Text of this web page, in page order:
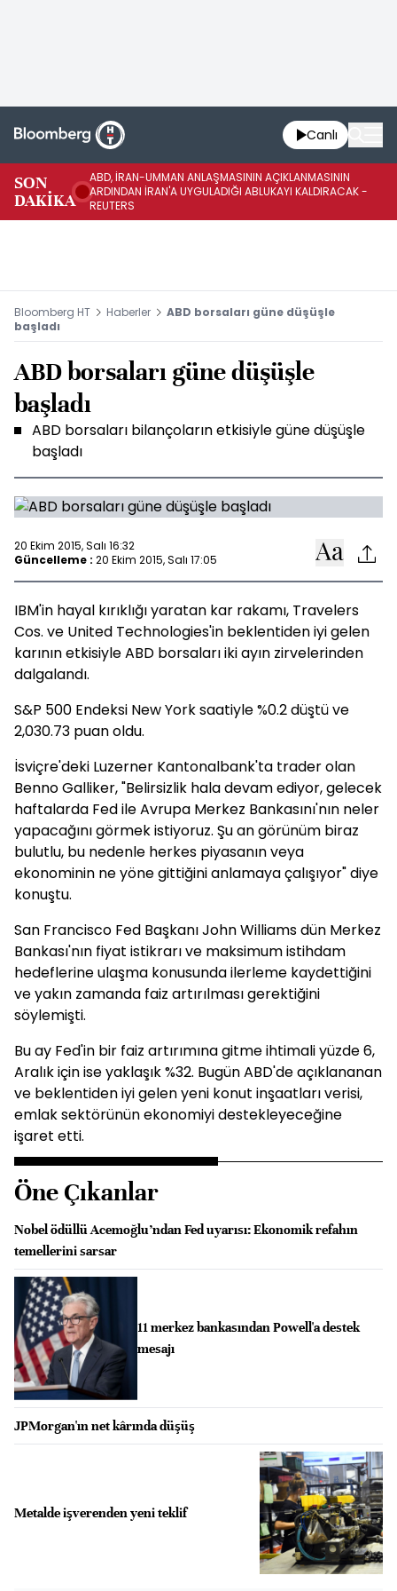
Canlı
SON
DAKİKA
ABD, İRAN-UMMAN ANLAŞMASININ AÇIKLANMASININ
ARDINDAN İRAN'A UYGULADIĞI ABLUKAYI KALDIRACAK -
REUTERS
Bloomberg HT Haberler
ABD borsaları güne düşüşle
başladı
ABD borsaları güne düşüşle
başladı
ABD borsaları bilançoların etkisiyle güne düşüşle
başladı
20 Ekim 2015, Salı 16:32
Güncelleme : 20 Ekim 2015, Salı 17:05
IBM'in hayal kırıklığı yaratan kar rakamı, Travelers
Cos. ve United Technologies'in beklentiden iyi gelen
karının etkisiyle ABD borsaları iki ayın zirvelerinden
dalgalandı.
S&P 500 Endeksi New York saatiyle %0.2 düştü ve
2,030.73 puan oldu.
İsviçre'deki Luzerner Kantonalbank'ta trader olan
Benno Galliker, "Belirsizlik hala devam ediyor, gelecek
haftalarda Fed ile Avrupa Merkez Bankasını'nın neler
yapacağını görmek istiyoruz. Şu an görünüm biraz
bulutlu, bu nedenle herkes piyasanın veya
ekonominin ne yöne gittiğini anlamaya çalışıyor" diye
konuştu.
San Francisco Fed Başkanı John Williams dün Merkez
Bankası'nın fiyat istikrarı ve maksimum istihdam
hedeflerine ulaşma konusunda ilerleme kaydettiğini
ve yakın zamanda faiz artırılması gerektiğini
söylemişti.
Bu ay Fed'in bir faiz artırımına gitme ihtimali yüzde 6,
Aralık için ise yaklaşık %32. Bugün ABD'de açıklananan
ve beklentiden iyi gelen yeni konut inşaatları verisi,
emlak sektörünün ekonomiyi destekleyeceğine
işaret etti.
Öne Çıkanlar
Nobel ödüllü Acemoğlu’ndan Fed uyarısı: Ekonomik refahın
temellerini sarsar
11 merkez bankasından Powell'a destek
mesajı
JPMorgan'ın net kârında düşüş
Metalde işverenden yeni teklif